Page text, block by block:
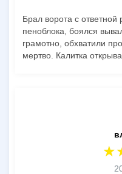
Брал ворота с ответной
пеноблока, боялся
грамотно, обхватили
мертво. Калитка